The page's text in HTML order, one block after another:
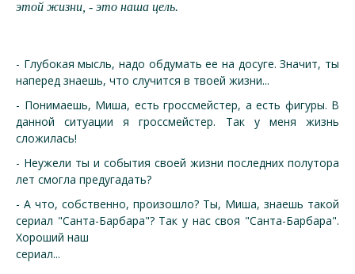
этой жизни, - это наша цель.
- Глубокая мысль, надо обдумать ее на досуге. Значит, ты
наперед знаешь, что случится в твоей жизни...
- Понимаешь, Миша, есть гроссмейстер, а есть фигуры. В
данной ситуации я гроссмейстер. Так у меня жизнь
сложилась!
- Неужели ты и события своей жизни последних полутора
лет смогла предугадать?
- А что, собственно, произошло? Ты, Миша, знаешь такой
сериал "Санта-Барбара"? Так у нас своя "Санта-Барбара".
Хороший наш
сериал...